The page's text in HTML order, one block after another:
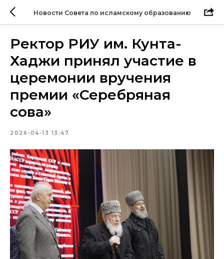
Новости Совета по исламскому образованию
Ректор РИУ им. Кунта-
Хаджи принял участие в
церемонии вручения
премии «Серебряная
сова»
2026-04-13 13:47